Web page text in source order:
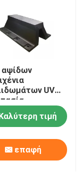
αψίδων
UV
νερού
χαμηλή
τιμή
επαφή